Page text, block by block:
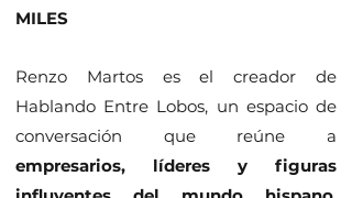
MILES
Renzo Martos es el creador de
Hablando Entre Lobos, un espacio de
conversación que reúne a
empresarios, líderes y figuras